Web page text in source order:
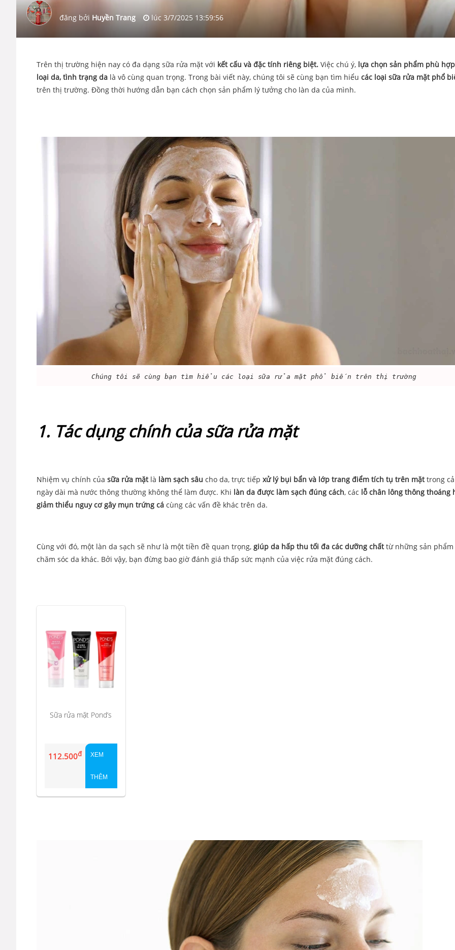
đăng bởi Huyền Trang lúc 3/7/2025 13:59:56
Trên thị trường hiện nay có đa dạng sữa rửa mặt với kết cấu và đặc tính riêng biệt. Việc chú ý, lựa chọn sản phẩm phù
loại da, tình trạng da là vô cùng quan trọng. Trong bài viết này, chúng tôi sẽ cùng bạn tìm hiểu các loại sữa rửa mặt phổ
trên thị trường. Đồng thời hướng dẫn bạn cách chọn sản phẩm lý tưởng cho làn da của mình.
Chúng tôi sẽ cùng bạn tìm hiểu các loại sữa rửa mặt phổ biến trên thị trường
1. Tác dụng chính của sữa rửa mặt
Nhiệm vụ chính của sữa rửa mặt là làm sạch sâu cho da, trực tiếp xử lý bụi bẩn và lớp trang điểm tích tụ trên mặttrong cả
ngày dài mà nước thông thường không thể làm được. Khi làn da được làm sạch đúng cách, các lỗ chân lông thông thoáng
giảm thiểu nguy cơ gây mụn trứng cá cùng các vấn đề khác trên da.
Cùng với đó, một làn da sạch sẽ như là một tiền đề quan trọng, giúp da hấp thu tối đa các dưỡng chấttừ những sản phẩm
chăm sóc da khác. Bởi vậy, bạn đừng bao giờ đánh giá thấp sức mạnh của việc rửa mặt đúng cách.
Sữa rửa mặt Pond’s
112.500đ XEM
THÊM